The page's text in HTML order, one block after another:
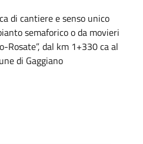
di cantiere e senso unico
semaforico o da movieri
Rosate”, dal km 1+330 ca al
di Gaggiano